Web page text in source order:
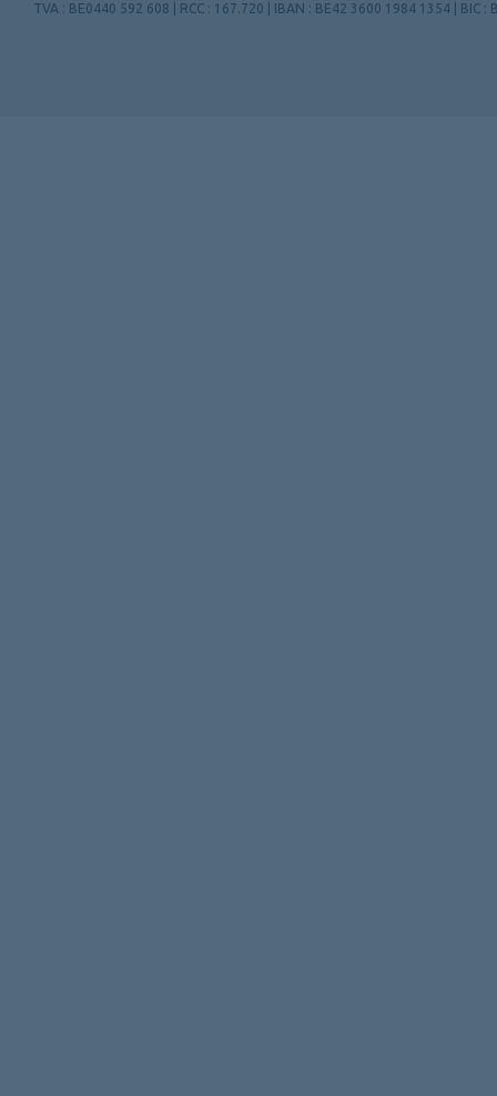
TVA : BE0440 592 608 | RCC : 167.720 | IBAN : BE42 3600 1984 1354 | BIC :